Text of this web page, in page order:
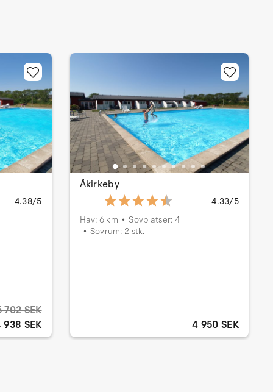
4.38/5
702 SEK
938 SEK
Åkirkeby
4.33/5
Hav: 6 km
Sovplatser: 4
Sovrum: 2 stk.
4 950 SEK